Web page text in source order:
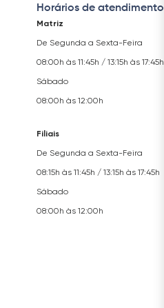
Horários de atendimento
Matriz
De Segunda a Sexta-Feira
08:00h às 11:45h / 13:15h às 17:45h
Sábado
08:00h às 12:00h
Filiais
De Segunda a Sexta-Feira
08:15h às 11:45h / 13:15h às 17:45h
Sábado
08:00h às 12:00h